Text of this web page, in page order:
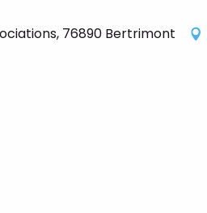
76890 Bertrimont